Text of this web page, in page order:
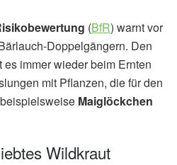
(BfR) warnt vor
Doppelgängern. Den
immer wieder beim Ernten
mit Pflanzen, die für den
Maiglöckchen
Wildkraut